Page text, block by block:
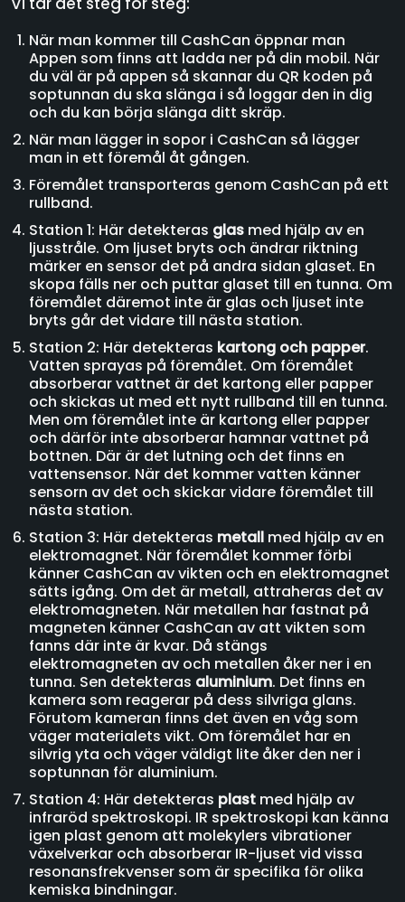
När man kommer till CashCan öppnar man
Appen som finns att ladda ner på din mobil. När
du väl är på appen så skannar du QR koden på
soptunnan du ska slänga i så loggar den in dig
och du kan börja slänga ditt skräp.
När man lägger in sopor i CashCan så lägger
man in ett föremål åt gången.
Föremålet transporteras genom CashCan på ett
rullband.
Station 1: Här detekteras glas med hjälp av en
ljusstråle. Om ljuset bryts och ändrar riktning
märker en sensor det på andra sidan glaset. En
skopa fälls ner och puttar glaset till en tunna. Om
föremålet däremot inte är glas och ljuset inte
bryts går det vidare till nästa station.
Station 2: Här detekteras kartong och papper.
Vatten sprayas på föremålet. Om föremålet
absorberar vattnet är det kartong eller papper
och skickas ut med ett nytt rullband till en tunna.
Men om föremålet inte är kartong eller papper
och därför inte absorberar hamnar vattnet på
bottnen. Där är det lutning och det finns en
vattensensor. När det kommer vatten känner
sensorn av det och skickar vidare föremålet till
nästa station.
Station 3: Här detekteras metall med hjälp av en
elektromagnet. När föremålet kommer förbi
känner CashCan av vikten och en elektromagnet
sätts igång. Om det är metall, attraheras det av
elektromagneten. När metallen har fastnat på
magneten känner CashCan av att vikten som
fanns där inte är kvar. Då stängs
elektromagneten av och metallen åker ner i en
tunna. Sen detekteras aluminium. Det finns en
kamera som reagerar på dess silvriga glans.
Förutom kameran finns det även en våg som
väger materialets vikt. Om föremålet har en
silvrig yta och väger väldigt lite åker den ner i
soptunnan för aluminium.
Station 4: Här detekteras plast med hjälp av
infraröd spektroskopi. IR spektroskopi kan känna
igen plast genom att molekylers vibrationer
växelverkar och absorberar IR-ljuset vid vissa
resonansfrekvenser som är specifika för olika
kemiska bindningar.